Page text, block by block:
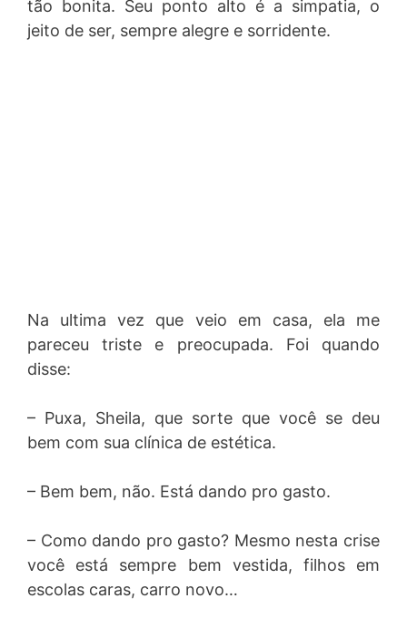
tão bonita. Seu ponto alto é a simpatia, o
jeito de ser, sempre alegre e sorridente.
Na ultima vez que veio em casa, ela me
pareceu triste e preocupada. Foi quando
disse:
– Puxa, Sheila, que sorte que você se deu
bem com sua clínica de estética.
– Bem bem, não. Está dando pro gasto.
– Como dando pro gasto? Mesmo nesta crise
você está sempre bem vestida, filhos em
escolas caras, carro novo…